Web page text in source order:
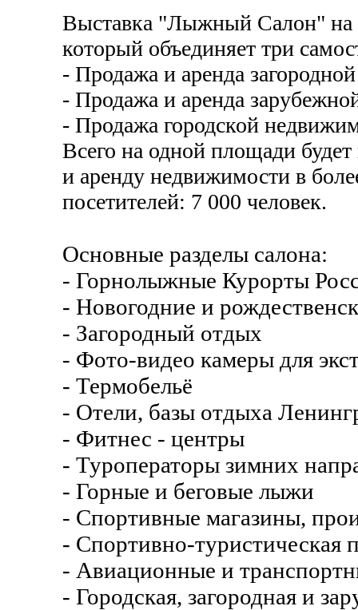
Выставка "Лыжный Салон" на
который объединяет три
- Продажа и аренда
- Продажа и аренда
- Продажа городской
Всего на одной площади
и аренду недвижимости в
посетителей: 7 000 человек.
Основные разделы салона:
- Горнолыжные Курорты
- Новогодние и
- Загородный отдых
- Фото-видео камеры для
- Термобельё
- Отели, базы отдыха
- Фитнес - центры
- Туроператоры зимних
- Горные и беговые лыжи
- Спортивные магазины,
- Спортивно-туристическая
- Авиационные и
- Городская, загородная и